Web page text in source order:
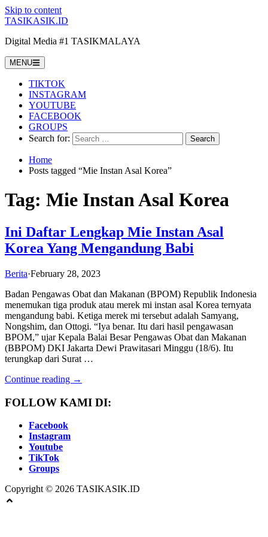
Skip to content
TASIKASIK.ID
Digital Media #1 TASIKMALAYA
MENU
TIKTOK
INSTAGRAM
YOUTUBE
FACEBOOK
GROUPS
Search for:
Home
Posts tagged “Mie Instan Asal Korea”
Tag: Mie Instan Asal Korea
Ini Daftar Lengkap Mie Instan Asal
Korea Yang Mengandung Babi
Berita·February 28, 2023
Badan Pengawas Obat dan Makanan (BPOM) Republik Indonesia
menemukan tiga produk atau merek mi instan asal Korea ternyata
mengandung babi. Ketiga merek mi tersebut adalah Samyang,
Nongshim, dan Ottogi. “Iya benar. Itu dari hasil pengawasan
BPOM,” ujar Kepala Balai Besar Pengawas Obat dan Makanan
(BBPOM) DKI Jakarta Dewi Prawitasari Minggu (18/6). Itu
terungkap dari Surat …
Continue reading →
FOLLOW KAMI DI:
Facebook
Instagram
Youtube
TikTok
Groups
Copyright © 2026 TASIKASIK.ID